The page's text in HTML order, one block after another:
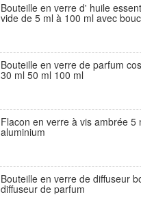
Bouteille en verre d' huile
vide de 5 ml à 100 ml avec
Bouteille en verre de parfum
30 ml 50 ml 100 ml
Flacon en verre à vis ambrée 5
aluminium
Bouteille en verre de diffuseur
diffuseur de parfum